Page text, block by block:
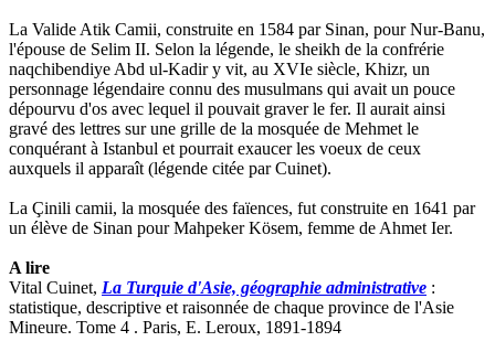
La Valide Atik Camii, construite en 1584 par Sinan, pour Nur-Banu,
l'épouse de Selim II. Selon la légende, le sheikh de la confrérie
naqchibendiye Abd ul-Kadir y vit, au XVIe siècle, Khizr, un
personnage légendaire connu des musulmans qui avait un pouce
dépourvu d'os avec lequel il pouvait graver le fer. Il aurait ainsi
gravé des lettres sur une grille de la mosquée de Mehmet le
conquérant à Istanbul et pourrait exaucer les voeux de ceux
auxquels il apparaît (légende citée par Cuinet).
La Çinili camii, la mosquée des faïences, fut construite en 1641 par
un élève de Sinan pour Mahpeker Kösem, femme de Ahmet Ier.
A lire
Vital Cuinet, La Turquie d'Asie, géographie administrative :
statistique, descriptive et raisonnée de chaque province de l'Asie
Mineure. Tome 4 . Paris, E. Leroux, 1891-1894